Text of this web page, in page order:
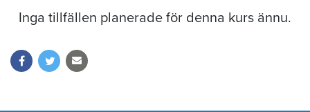
Inga tillfällen planerade för denna kurs ännu.